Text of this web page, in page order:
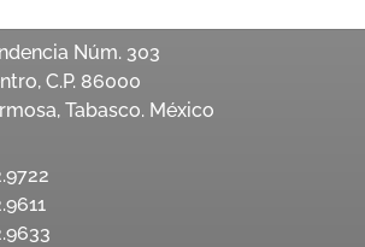
Núm. 303
C.P. 86000
Tabasco. México